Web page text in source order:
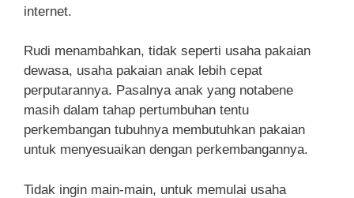
internet.
Rudi menambahkan, tidak seperti usaha pakaian
dewasa, usaha pakaian anak lebih cepat
perputarannya. Pasalnya anak yang notabene
masih dalam tahap pertumbuhan tentu
perkembangan tubuhnya membutuhkan pakaian
untuk menyesuaikan dengan perkembangannya.
Tidak ingin main-main, untuk memulai usaha